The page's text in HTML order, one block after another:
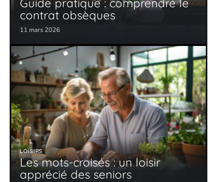
contrat obsèques
11 mars 2026
LOISIRS
Les mots-croisés : un loisir
apprécié des seniors